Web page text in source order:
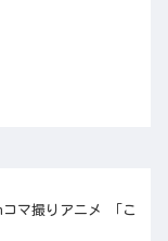
マ撮りアニメ 「こ